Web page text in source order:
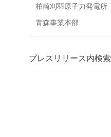
柏崎刈羽原子力発電所
青森事業本部
プレスリリース内検索